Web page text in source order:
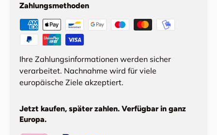
Zahlungsmethoden
Ihre Zahlungsinformationen werden sicher
verarbeitet. Nachnahme wird für viele
europäische Ziele akzeptiert.
Jetzt kaufen, später zahlen. Verfügbar in ganz
Europa.